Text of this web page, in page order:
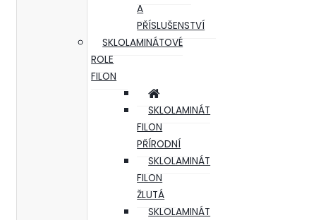
A
PŘÍSLUŠENSTVÍ
SKLOLAMINÁTOVÉ
ROLE
FILON
SKLOLAMINÁT
FILON
PŘÍRODNÍ
SKLOLAMINÁT
FILON
ŽLUTÁ
SKLOLAMINÁT